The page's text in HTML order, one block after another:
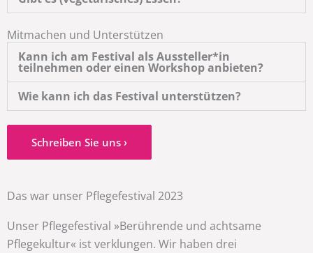
Mitmachen und Unterstützen
Kann ich am Festival als Aussteller*in
teilnehmen oder einen Workshop anbieten?
Wie kann ich das Festival unterstützen?
Schreiben Sie uns ›
Das war unser Pflegefestival 2023
Unser Pflegefestival »Berührende und achtsame
Pflegekultur« ist verklungen. Wir haben drei